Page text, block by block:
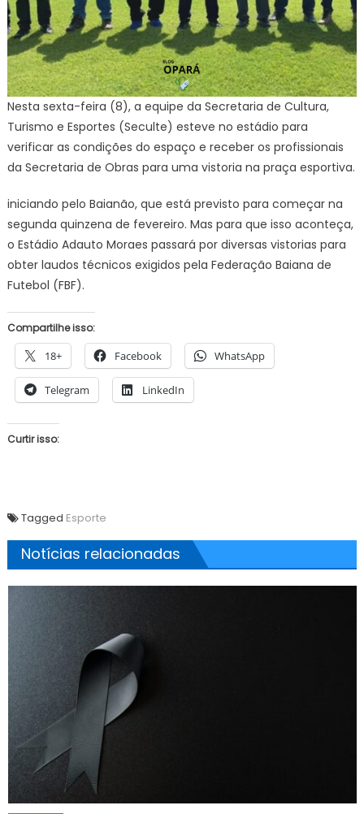
Nesta sexta-feira (8), a equipe da Secretaria de Cultura,
Turismo e Esportes (Seculte) esteve no estádio para
verificar as condições do espaço e receber os profissionais
da Secretaria de Obras para uma vistoria na praça esportiva.
iniciando pelo Baianão, que está previsto para começar na
segunda quinzena de fevereiro. Mas para que isso aconteça,
o Estádio Adauto Moraes passará por diversas vistorias para
obter laudos técnicos exigidos pela Federação Baiana de
Futebol (FBF).
Compartilhe isso:
18+ Facebook WhatsApp
Telegram LinkedIn
Curtir isso:
Tagged Esporte
Notícias relacionadas